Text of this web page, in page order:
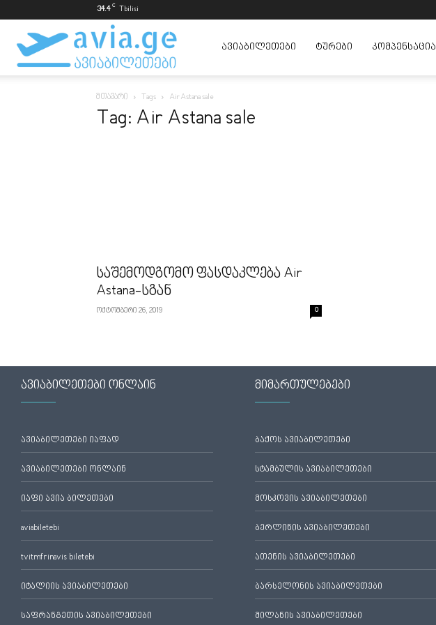
34.4 C Tbilisi
ავიაბილეთები
ყველაზე
ᲐᲕᲘᲐᲑᲘᲚᲔᲗᲔᲑᲘ ᲢᲣᲠᲔᲑᲘ ᲙᲝᲛᲞᲔᲜᲡᲐᲪᲘᲐ
მთავარი Tags Air Astana sale
Tag: Air Astana sale
საშემოდგომო ფასდაკლება Air
Astana-სგან
ოქტომბერი 26, 2019 0
ავიაბილეთები ონლაინ
ავიაბილეთები იაფად
ავიაბილეთები ონლაინ
იაფი ავია ბილეთები
aviabiletebi
tvitmfrinavis biletebi
იტალიის ავიაბილეთები
საფრანგეთის ავიაბილეთები
მიმართულებები
ბაქოს ავიაბილეთები
სტამბულის ავიაბილეთები
მოსკოვის ავიაბილეთები
ბერლინის ავიაბილეთები
ათენის ავიაბილეთები
ბარსელონის ავიაბილეთები
მილანის ავიაბილეთები